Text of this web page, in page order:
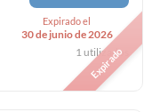
Expirado
Expirado el
30 de junio de 2026
1 utilizados